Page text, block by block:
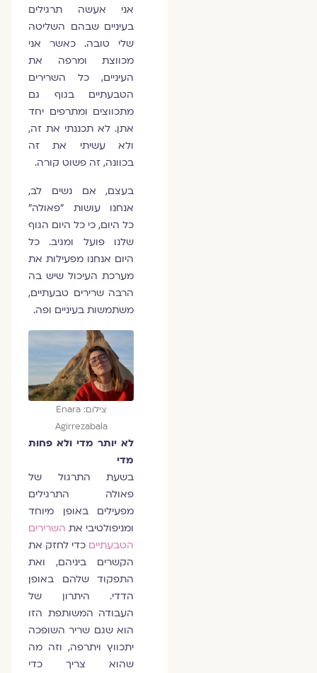
אני אעשה תרגילים
בעיניים שבהם השליטה
שלי טובה. כאשר אני
מכווצת ומרפה את
העיניים, כל השרירים
הטבעתיים בגוף גם
מתכווצים ומתרפים יחד
אתן. לא תכננתי את זה,
ולא עשיתי את זה
בכוונה, זה פשוט קורה.
בעצם, אם נשים לב,
אנחנו עושות "פאולה"
כל היום, כי כל היום הגוף
שלנו פועל ומגיב. כל
היום אנחנו מפעילות את
מערכת העיכול שיש בה
הרבה שרירים טבעתיים,
משתמשות בעיניים ופה.
צילום: Enara
Agirrezabala
לא יותר מדי ולא פחות
מדי
בשעת התרגול של
פאולה התרגילים
מפעילים באופן מיוחד
ומניפולטיבי אתהשרירים
הטבעתייםכדי לחזק את
הקשרים ביניהם, ואת
התפקוד שלהם באופן
הדדי. היתרון של
העבודה המשותפת הזו
הוא שגם שריר השופכה
יתכווץ ויתרפה, וזה מה
שהוא צריך כדי